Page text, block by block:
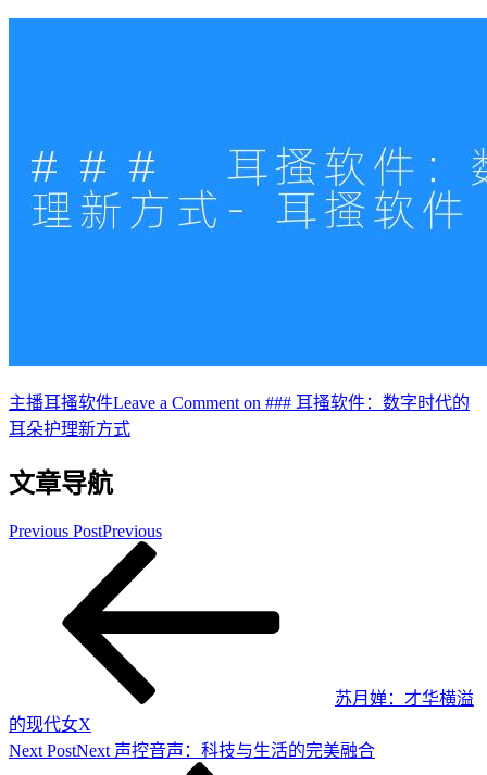
主播耳搔软件Leave a Comment on ### 耳搔软件：数字时代的
耳朵护理新方式
文章导航
Previous PostPrevious
苏月婵：才华横溢
的现代女X
Next PostNext 声控音声：科技与生活的完美融合